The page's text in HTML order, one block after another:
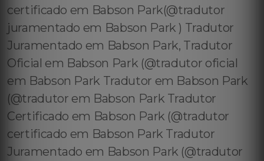
certificado em Babson Park(@tradutor
juramentado em Babson Park ) Tradutor
Juramentado em Babson Park, Tradutor
Oficial em Babson Park (@tradutor oficial
em Babson Park Tradutor em Babson Park
(@tradutor em Babson Park Tradutor
Certificado em Babson Park (@tradutor
certificado em Babson Park Tradutor
Juramentado em Babson Park (@tradutor